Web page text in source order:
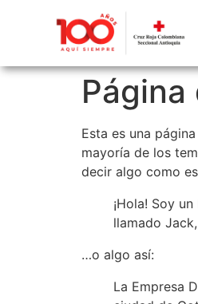
Esta es una
mayoría de los
decir algo como
¡Hola! Soy
llamado
…o algo así:
La Empresa